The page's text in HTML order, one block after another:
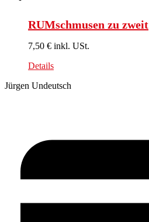
RUMschmusen zu zweit
7,50 € inkl. USt.
Details
Jürgen Undeutsch